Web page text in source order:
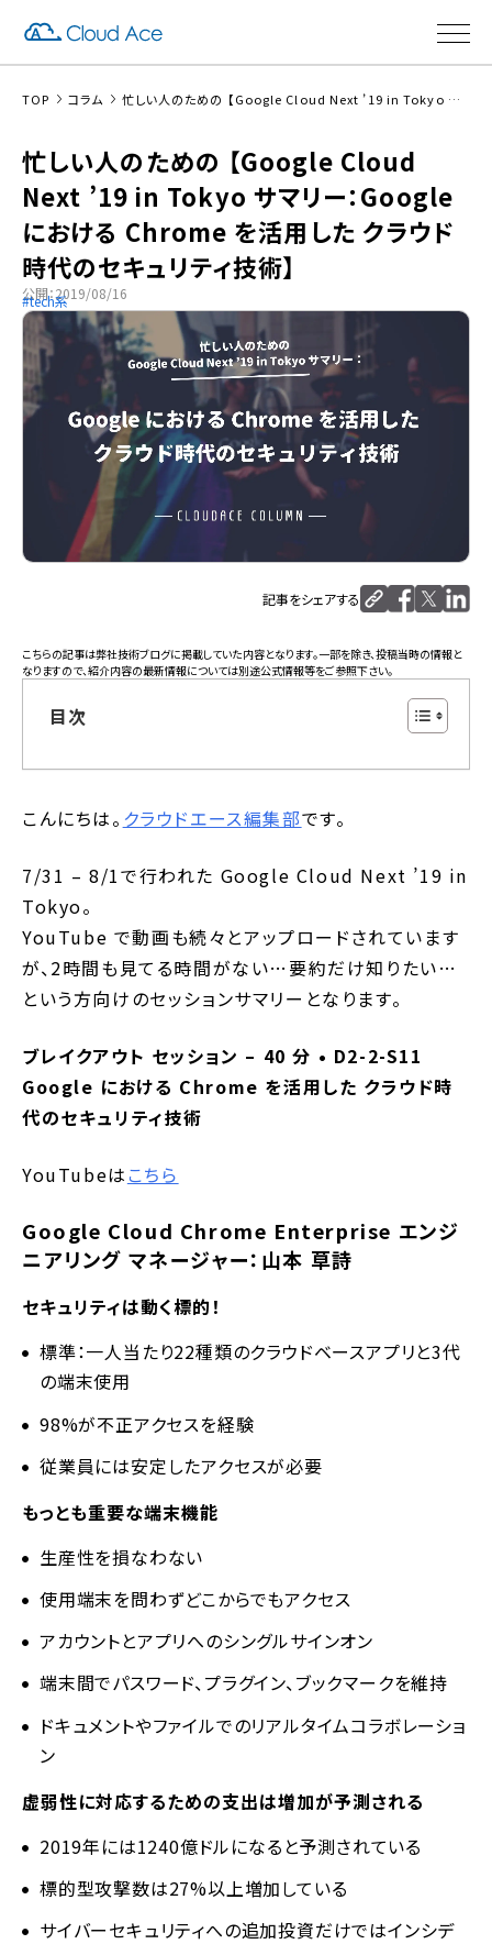
TOP コラム 忙しい人のための 【Google Cloud Next ’19 in Tokyo サマリー：Google における Chrome を活用した クラウド時代のセキュリティ技術】
忙しい人のための 【Google Cloud
Next ’19 in Tokyo サマリー：Google
における Chrome を活用した クラウド
時代のセキュリティ技術】
公開：2019/08/16
tech系
記事をシェアする
こちらの記事は弊社技術ブログに掲載していた内容となります。一部を除き、投稿当時の情報と
なりますので、紹介内容の最新情報については別途公式情報等をご参照下さい。
目次
こんにちは。 クラウドエース編集部です。
7/31 – 8/1で行われた Google Cloud Next ’19 in
Tokyo。
YouTube で動画も続々とアップロードされています
が、2時間も見てる時間がない…要約だけ知りたい…
という方向けのセッションサマリーとなります。
ブレイクアウト セッション – 40 分 • D2-2-S11
Google における Chrome を活用した クラウド時
代のセキュリティ技術
YouTubeは こちら
Google Cloud Chrome Enterprise エンジ
ニアリング マネージャー：山本 草詩
セキュリティは動く標的！
標準：一人当たり22種類のクラウドベースアプリと3代
の端末使用
98%が不正アクセスを経験
従業員には安定したアクセスが必要
もっとも重要な端末機能
生産性を損なわない
使用端末を問わずどこからでもアクセス
アカウントとアプリへのシングルサインオン
端末間でパスワード、プラグイン、ブックマークを維持
ドキュメントやファイルでのリアルタイムコラボレーショ
ン
虚弱性に対応するための支出は増加が予測される
2019年には1240億ドルになると予測されている
標的型攻撃数は27%以上増加している
サイバーセキュリティへの追加投資だけではインシデ